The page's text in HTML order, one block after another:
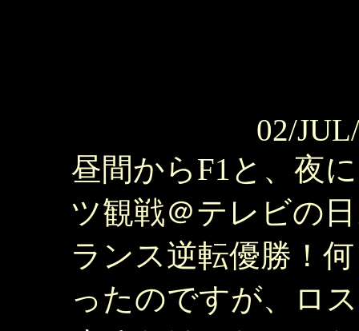
02/
昼間からF1と、夜
ツ観戦＠テレビの
ランス逆転優勝！
ったのですが、ロ